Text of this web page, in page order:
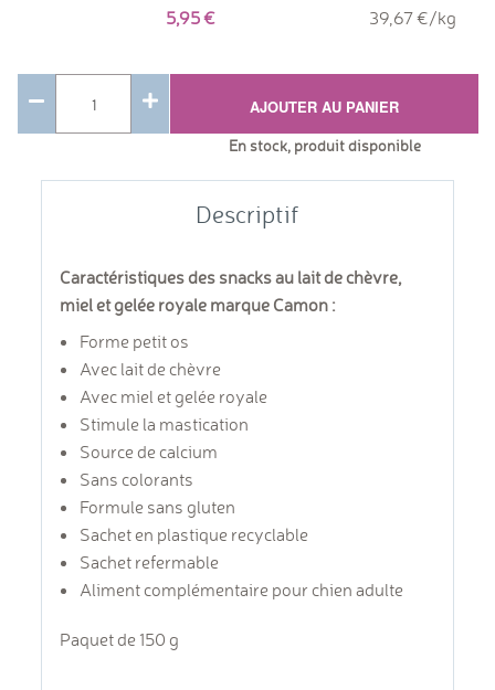
5,95 39,67 €/kg
AJOUTER AU PANIER
En stock, produit disponible
Descriptif
Caractéristiques des snacks au lait de chèvre,
miel et gelée royale marque Camon :
Forme petit os
Avec lait de chèvre
Avec miel et gelée royale
Stimule la mastication
Source de calcium
Sans colorants
Formule sans gluten
Sachet en plastique recyclable
Sachet refermable
Aliment complémentaire pour chien adulte
Paquet de 150 g